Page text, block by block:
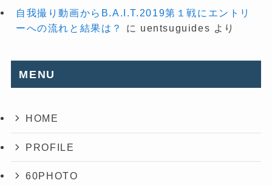
自我撮り動画からB.A.I.T.2019第１戦にエントリ
ーへの流れと結果は？
に uentsuguides より
MENU
HOME
PROFILE
60PHOTO